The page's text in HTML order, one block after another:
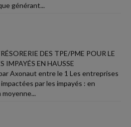
générant...
DES TPE/PME POUR LE
IMPAYÉS EN HAUSSE
Axonaut entre le 1 Les entreprises
par les impayés : en